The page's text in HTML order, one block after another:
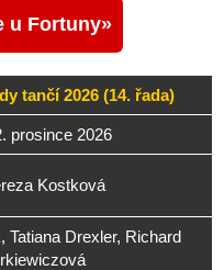
u Fortuny
tančí 2026 (14. řada)
prosince 2026
Kostková
Tatiana Drexler, Richard